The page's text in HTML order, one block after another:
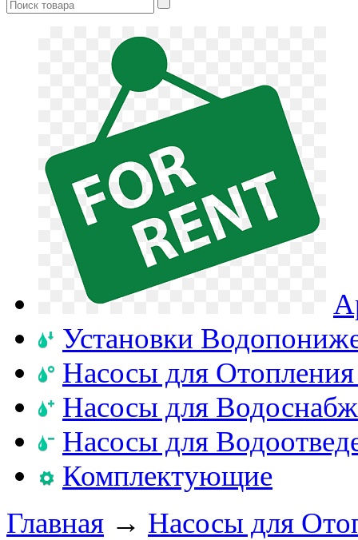
Установки
Насосы для
Насосы для
Насосы для
Комплектующие
Главная → Насосы для